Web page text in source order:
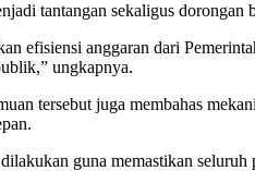
tantangan sekaligus
efisiensi anggaran dari
ungkapnya.
tersebut juga membahas
guna memastikan